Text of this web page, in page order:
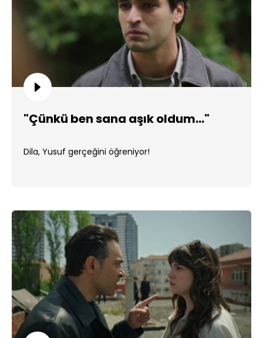
"Çünkü ben sana aşık oldum..."
Dila, Yusuf gerçeğini öğreniyor!